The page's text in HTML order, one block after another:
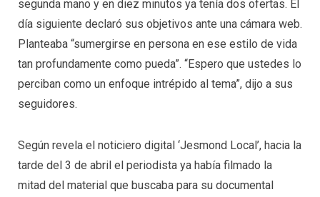
segunda mano y en diez minutos ya tenía dos ofertas. El
día siguiente declaró sus objetivos ante una cámara web.
Planteaba “sumergirse en persona en ese estilo de vida
tan profundamente como pueda”. “Espero que ustedes lo
perciban como un enfoque intrépido al tema”, dijo a sus
seguidores.
Según revela el noticiero digital ‘Jesmond Local’, hacia la
tarde del 3 de abril el periodista ya había filmado la
mitad del material que buscaba para su documental